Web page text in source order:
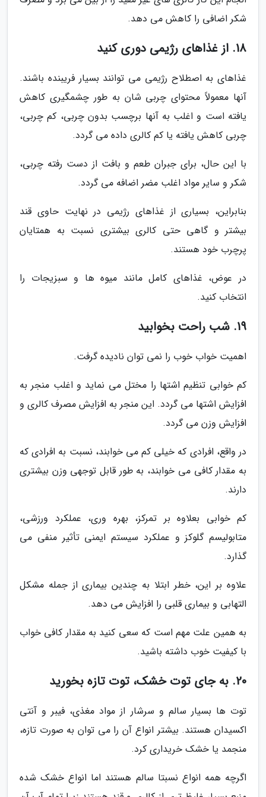
شکر اضافی را کاهش می دهد.
18. از غذاهای رژیمی دوری کنید
غذاهای به اصطلاح رژیمی می توانند بسیار فریبنده باشند.
آنها معمولاً محتوای چربی شان به طور چشمگیری کاهش
یافته است و اغلب به آنها برچسب بدون چربی، کم چربی،
چربی کاهش یافته یا کم کالری داده می گردد.
با این حال، برای جبران طعم و بافت از دست رفته چربی،
شکر و سایر مواد اغلب مضر اضافه می گردد.
بنابراین، بسیاری از غذاهای رژیمی در نهایت حاوی قند
بیشتر و گاهی حتی کالری بیشتری نسبت به همتایان
پرچرب خود هستند.
در عوض، غذاهای کامل مانند میوه ها و سبزیجات را
انتخاب کنید.
19. شب راحت بخوابید
اهمیت خواب خوب را نمی توان نادیده گرفت.
کم خوابی تنظیم اشتها را مختل می نماید و اغلب منجر به
افزایش اشتها می گردد. این منجر به افزایش مصرف کالری و
افزایش وزن می گردد.
در واقع، افرادی که خیلی کم می خوابند، نسبت به افرادی که
به مقدار کافی می خوابند، به طور قابل توجهی وزن بیشتری
دارند.
کم خوابی بعلاوه بر تمرکز، بهره وری، عملکرد ورزشی،
متابولیسم گلوکز و عملکرد سیستم ایمنی تأثیر منفی می
گذارد.
علاوه بر این، خطر ابتلا به چندین بیماری از جمله مشکل
التهابی و بیماری قلبی را افزایش می دهد.
به همین علت مهم است که سعی کنید به مقدار کافی خواب
با کیفیت خوب داشته باشید.
20. به جای توت خشک، توت تازه بخورید
توت ها بسیار سالم و سرشار از مواد مغذی، فیبر و آنتی
اکسیدان هستند. بیشتر انواع آن را می توان به صورت تازه،
منجمد یا خشک خریداری کرد.
اگرچه همه انواع نسبتا سالم هستند اما انواع خشک شده